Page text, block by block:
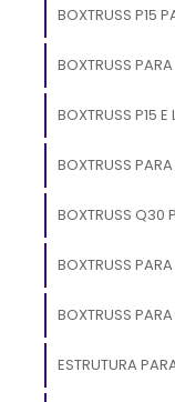
BOXTRUSS P15
BOXTRUSS
BOXTRUSS P15 E
BOXTRUSS
BOXTRUSS Q30
BOXTRUSS
BOXTRUSS
ESTRUTURA